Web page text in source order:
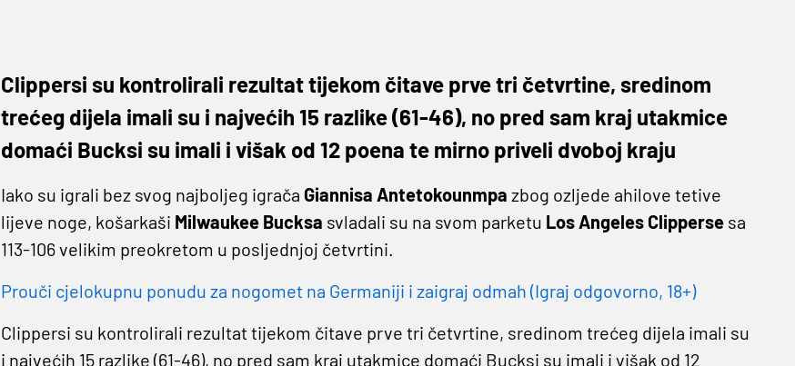
Clippersi su kontrolirali rezultat tijekom čitave prve tri četvrtine, sredinom
trećeg dijela imali su i najvećih 15 razlike (61-46), no pred sam kraj utakmice
domaći Bucksi su imali i višak od 12 poena te mirno priveli dvoboj kraju
Iako su igrali bez svog najboljeg igrača Giannisa Antetokounmpa zbog ozljede ahilove tetive
lijeve noge, košarkaši Milwaukee Bucksa svladali su na svom parketu Los Angeles Clipperse sa
113-106 velikim preokretom u posljednjoj četvrtini.
Prouči cjelokupnu ponudu za nogomet na Germaniji i zaigraj odmah (Igraj odgovorno, 18+)
Clippersi su kontrolirali rezultat tijekom čitave prve tri četvrtine, sredinom trećeg dijela imali su
i najvećih 15 razlike (61-46), no pred sam kraj utakmice domaći Bucksi su imali i višak od 12